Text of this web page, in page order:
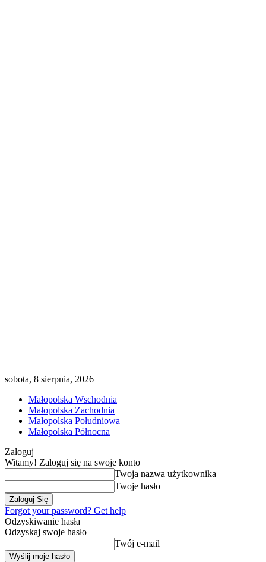
sobota, 8 sierpnia, 2026
Małopolska Wschodnia
Małopolska Zachodnia
Małopolska Południowa
Małopolska Północna
Zaloguj
Witamy! Zaloguj się na swoje konto
Twoja nazwa użytkownika
Twoje hasło
Forgot your password? Get help
Odzyskiwanie hasła
Odzyskaj swoje hasło
Twój e-mail